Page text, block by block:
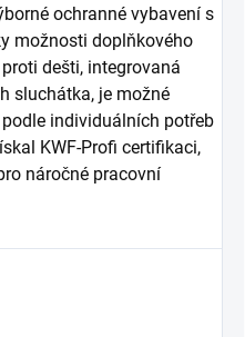
ochranné vybavení s
možnosti doplňkového
dešti, integrovaná
sluchátka, je možné
individuálních potřeb
KWF-Profi certifikaci,
náročné pracovní